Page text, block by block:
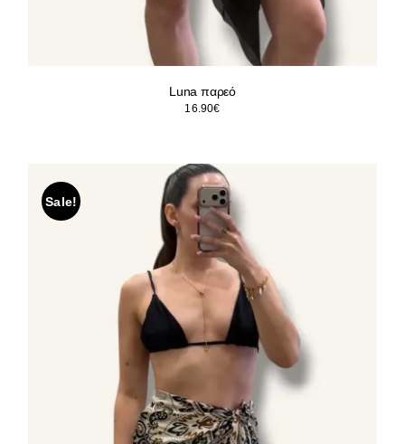
Luna παρεό
16.90€
Sale!